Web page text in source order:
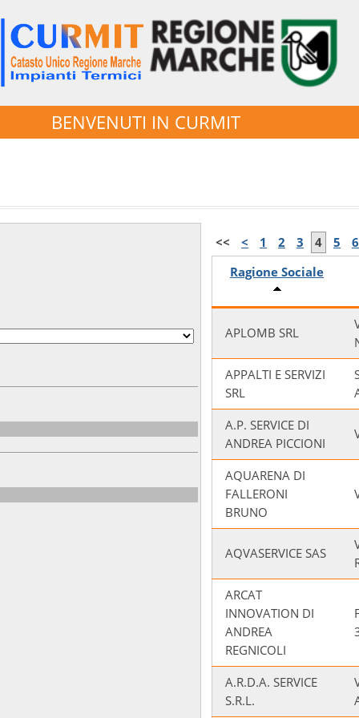
BENVENUTI IN CURMIT
<< < 1 2 3 4 5
6
Ragione Sociale
APLOMB SRL
APPALTI E SERVIZI
SRL
A.P. SERVICE DI
ANDREA PICCIONI
AQUARENA DI
FALLERONI
BRUNO
AQVASERVICE SAS
ARCAT
INNOVATION DI
ANDREA
REGNICOLI
A.R.D.A. SERVICE
S.R.L.